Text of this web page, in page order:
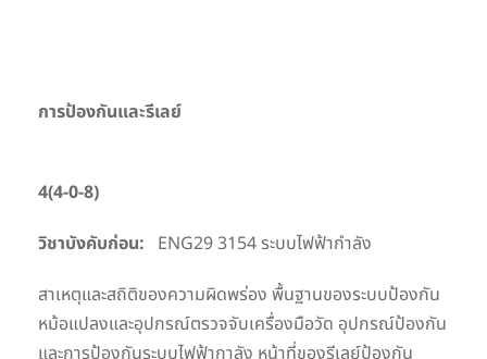
การป้องกันและรีเลย์
4(4-0-8)
วิชาบังคับก่อน: ENG29 3154 ระบบไฟฟ้ากำลัง
สาเหตุและสถิติของความผิดพร่อง พื้นฐานของระบบป้องกัน
หม้อแปลงและอุปกรณ์ตรวจจับเครื่องมือวัด อุปกรณ์ป้องกัน
และการป้องกันระบบไฟฟ้ากาลัง หน้าที่ของรีเลย์ป้องกัน